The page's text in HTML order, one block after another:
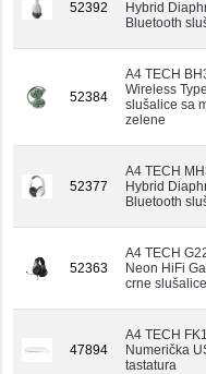
52392
Hybrid
Bluetooth
52384
A4 TECH
Wireless
slušalice sa
zelene
52377
A4 TECH
Hybrid
Bluetooth
52363
A4 TECH
Neon HiFi
crne slušalice
47894
A4 TECH
Numerička
tastatura